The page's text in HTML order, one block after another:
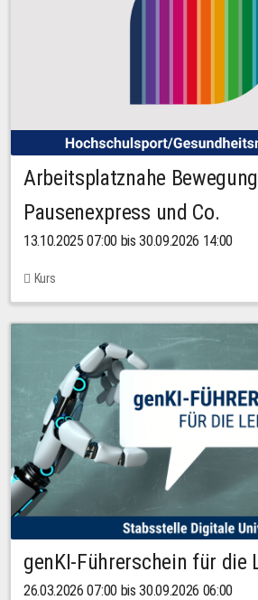
Arbeitsplatznahe
Pausenexpress und Co.
13.10.2025 07:00 bis 30.09.2026 14:00
Kurs
genKI-Führerschein für die
26.03.2026 07:00 bis 30.09.2026 06:00